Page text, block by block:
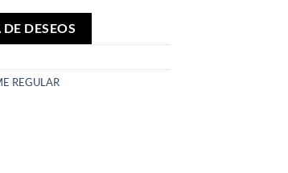
DESEOS
REGULAR